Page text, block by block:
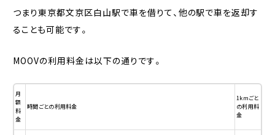
つまり東京都文京区白山駅で車を借りて、他の駅で車を返却す
ることも可能です。
MOOVの利用料金は以下の通りです。
月
額
料
金
時間ごとの利用料金
1kmごと
の利用料
金